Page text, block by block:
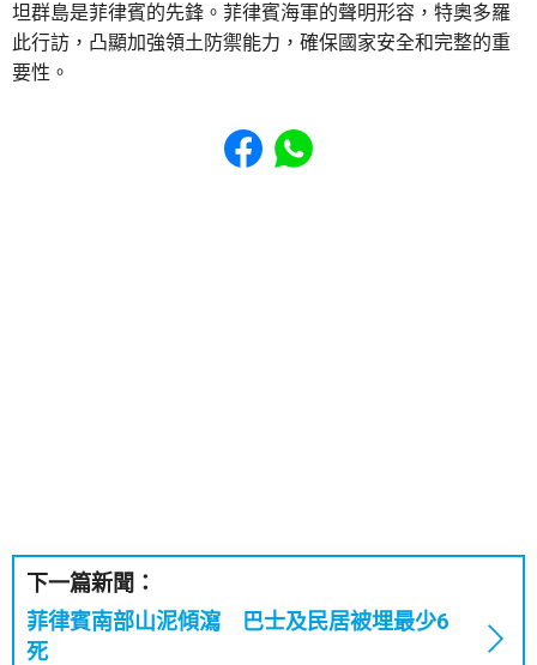
坦群島是菲律賓的先鋒。菲律賓海軍的聲明形容，特奧多羅
此行訪，凸顯加強領土防禦能力，確保國家安全和完整的重
要性。
Share to Facebook
Share to WhatsApp
下一篇新聞：
菲律賓南部山泥傾瀉 巴士及民居被埋最少6
死